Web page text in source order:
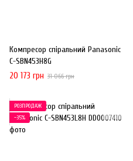
Компресор спіральний Panasonic
C-SBN453H8G
20 173 грн 31 066 грн
РОЗПРОДАЖ
−35%